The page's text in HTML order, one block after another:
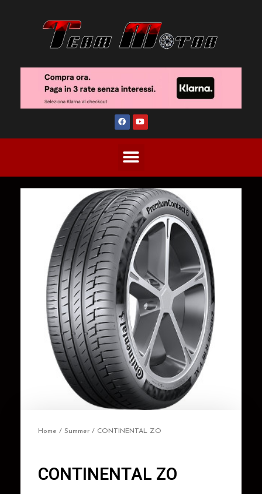
Home / Summer / CONTINENTAL ZO
CONTINENTAL ZO